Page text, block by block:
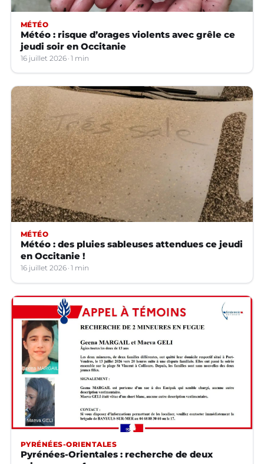
MÉTÉO
Météo : risque d’orages violents avec grêle ce
jeudi soir en Occitanie
16 juillet 2026 1 min
MÉTÉO
Météo : des pluies sableuses attendues ce jeudi
en Occitanie !
16 juillet 2026 1 min
PYRÉNÉES-ORIENTALES
Pyrénées-Orientales : recherche de deux